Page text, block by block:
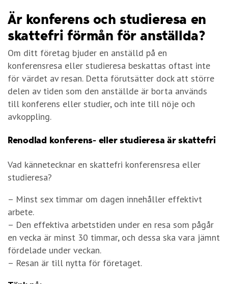
Är konferens och studieresa en
skattefri förmån för anställda?
Om ditt företag bjuder en anställd på en
konferensresa eller studieresa beskattas oftast inte
för värdet av resan. Detta förutsätter dock att större
delen av tiden som den anställde är borta används
till konferens eller studier, och inte till nöje och
avkoppling.
Renodlad konferens- eller studieresa är skattefri
Vad kännetecknar en skattefri konferensresa eller
studieresa?
– Minst sex timmar om dagen innehåller effektivt
arbete.
– Den effektiva arbetstiden under en resa som pågår
en vecka är minst 30 timmar, och dessa ska vara jämnt
fördelade under veckan.
– Resan är till nytta för företaget.